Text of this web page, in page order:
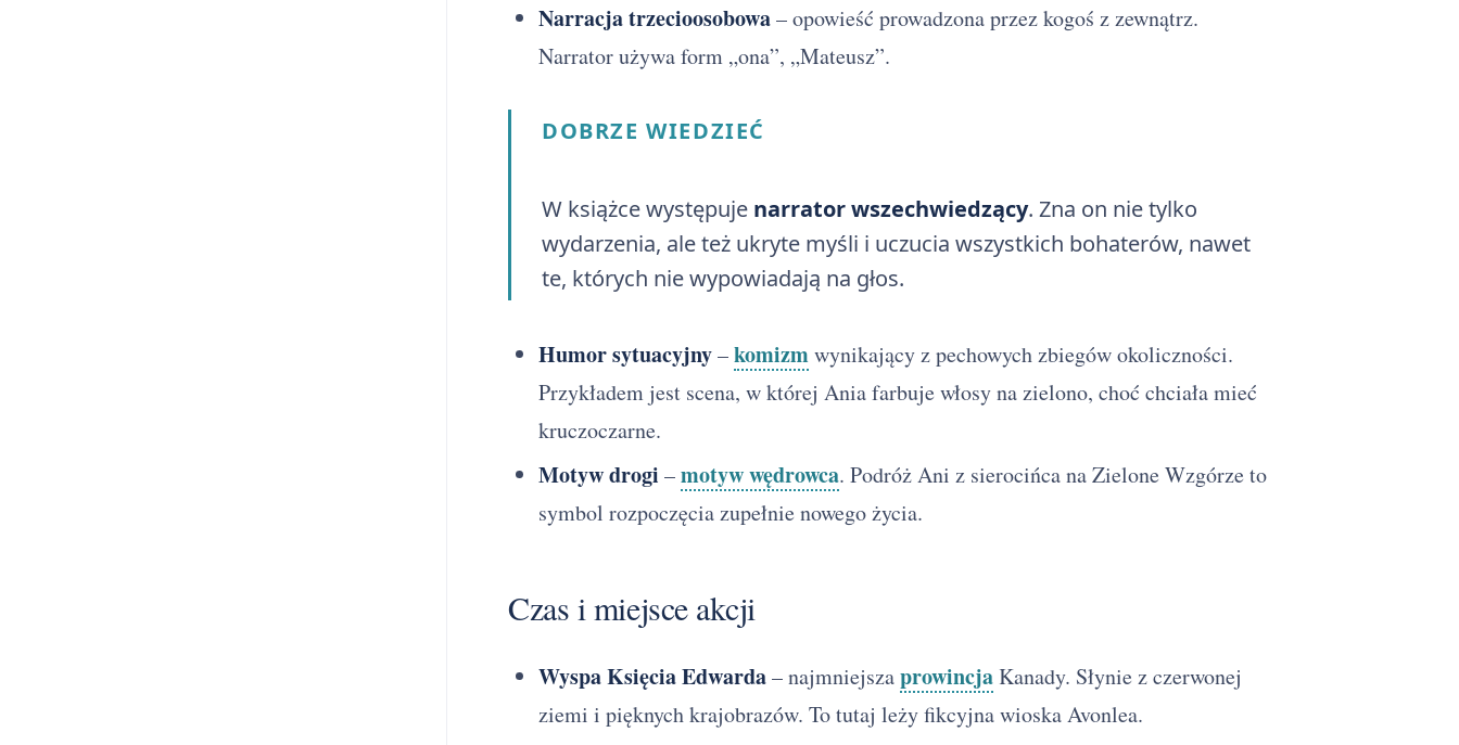
Narracja trzecioosobowa– opowieść prowadzona przez kogoś z zewnątrz.
Narrator używa form „ona”, „Mateusz”.
DOBRZE WIEDZIEĆ
W książce występuje narrator wszechwiedzący. Zna on nie tylko
wydarzenia, ale też ukryte myśli i uczucia wszystkich bohaterów, nawet
te, których nie wypowiadają na głos.
Humor sytuacyjny–komizmwynikający z pechowych zbiegów okoliczności.
Przykładem jest scena, w której Ania farbuje włosy na zielono, choć chciała mieć
kruczoczarne.
Motyw drogi –motyw wędrowca. Podróż Ani z sierocińca na Zielone Wzgórze to
symbol rozpoczęcia zupełnie nowego życia.
Czas i miejsce akcji
Wyspa Księcia Edwarda– najmniejszaprowincjaKanady. Słynie z czerwonej
ziemi i pięknych krajobrazów. To tutaj leży fikcyjna wioska Avonlea.